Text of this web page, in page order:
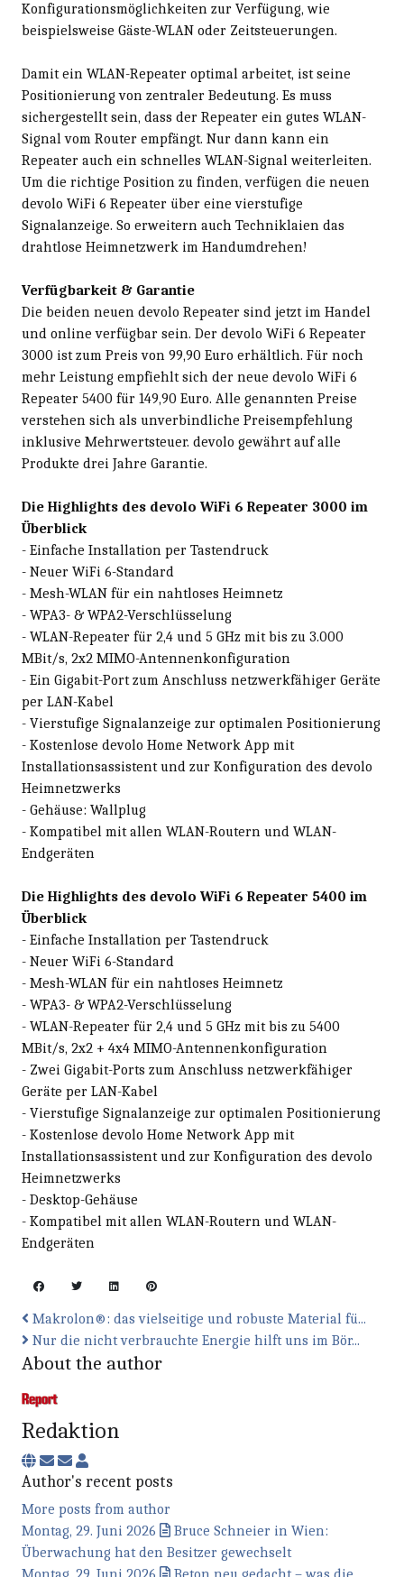
Konfigurationsmöglichkeiten zur Verfügung, wie
beispielsweise Gäste-WLAN oder Zeitsteuerungen.
Damit ein WLAN-Repeater optimal arbeitet, ist seine
Positionierung von zentraler Bedeutung. Es muss
sichergestellt sein, dass der Repeater ein gutes WLAN-
Signal vom Router empfängt. Nur dann kann ein
Repeater auch ein schnelles WLAN-Signal weiterleiten.
Um die richtige Position zu finden, verfügen die neuen
devolo WiFi 6 Repeater über eine vierstufige
Signalanzeige. So erweitern auch Techniklaien das
drahtlose Heimnetzwerk im Handumdrehen!
Verfügbarkeit & Garantie
Die beiden neuen devolo Repeater sind jetzt im Handel
und online verfügbar sein. Der devolo WiFi 6 Repeater
3000 ist zum Preis von 99,90 Euro erhältlich. Für noch
mehr Leistung empfiehlt sich der neue devolo WiFi 6
Repeater 5400 für 149,90 Euro. Alle genannten Preise
verstehen sich als unverbindliche Preisempfehlung
inklusive Mehrwertsteuer. devolo gewährt auf alle
Produkte drei Jahre Garantie.
Die Highlights des devolo WiFi 6 Repeater 3000 im
Überblick
- Einfache Installation per Tastendruck
- Neuer WiFi 6-Standard
- Mesh-WLAN für ein nahtloses Heimnetz
- WPA3- & WPA2-Verschlüsselung
- WLAN-Repeater für 2,4 und 5 GHz mit bis zu 3.000
MBit/s, 2x2 MIMO-Antennenkonfiguration
- Ein Gigabit-Port zum Anschluss netzwerkfähiger Geräte
per LAN-Kabel
- Vierstufige Signalanzeige zur optimalen Positionierung
- Kostenlose devolo Home Network App mit
Installationsassistent und zur Konfiguration des devolo
Heimnetzwerks
- Gehäuse: Wallplug
- Kompatibel mit allen WLAN-Routern und WLAN-
Endgeräten
Die Highlights des devolo WiFi 6 Repeater 5400 im
Überblick
- Einfache Installation per Tastendruck
- Neuer WiFi 6-Standard
- Mesh-WLAN für ein nahtloses Heimnetz
- WPA3- & WPA2-Verschlüsselung
- WLAN-Repeater für 2,4 und 5 GHz mit bis zu 5400
MBit/s, 2x2 + 4x4 MIMO-Antennenkonfiguration
- Zwei Gigabit-Ports zum Anschluss netzwerkfähiger
Geräte per LAN-Kabel
- Vierstufige Signalanzeige zur optimalen Positionierung
- Kostenlose devolo Home Network App mit
Installationsassistent und zur Konfiguration des devolo
Heimnetzwerks
- Desktop-Gehäuse
- Kompatibel mit allen WLAN-Routern und WLAN-
Endgeräten
Makrolon®: das vielseitige und robuste Material fü...
Nur die nicht verbrauchte Energie hilft uns im Bör...
About the author
Redaktion
Subscribe to updates from author
Unsubscribe to updates from author
Redaktion
Author's recent posts
More posts from author
Montag, 29. Juni 2026
Bruce Schneier in Wien:
Überwachung hat den Besitzer gewechselt